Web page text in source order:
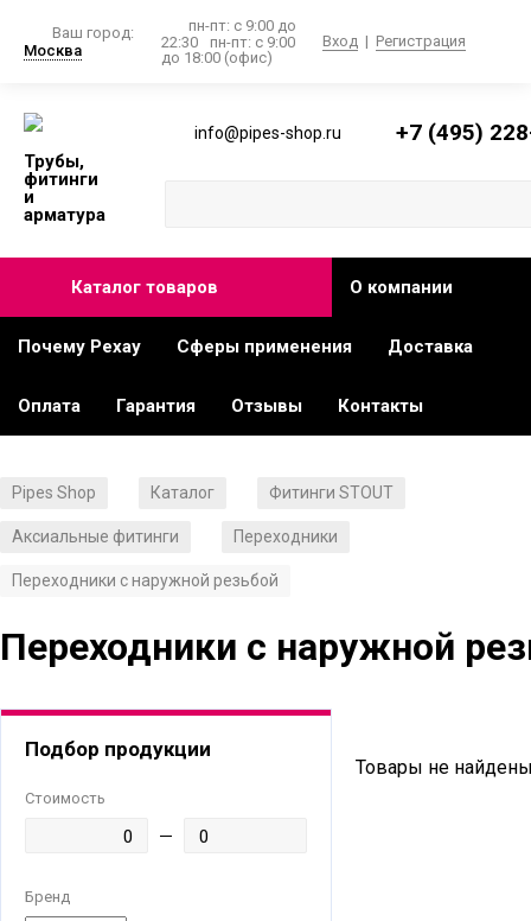
Ваш город:
Москва
пн-пт: с 9:00 до
22:30
пн-пт: с 9:00
до 18:00 (офис)
Вход | Регистрация
Трубы,
фитинги
и
арматура
info@pipes-shop.ru +7 (495)
Каталог товаров О компании
Почему Рехау Сферы применения Доставка
Оплата Гарантия Отзывы Контакты
Pipes Shop Каталог Фитинги STOUT
Аксиальные фитинги
Переходники
Переходники с наружной резьбой
Переходники с наружной
Подбор продукции
Стоимость
Бренд
Товары не